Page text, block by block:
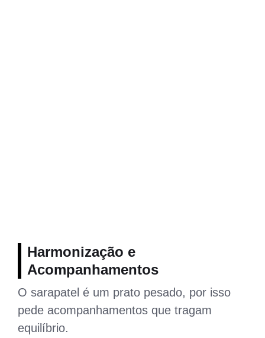
Harmonização e
Acompanhamentos
O sarapatel é um prato pesado, por isso
pede acompanhamentos que tragam
equilíbrio.